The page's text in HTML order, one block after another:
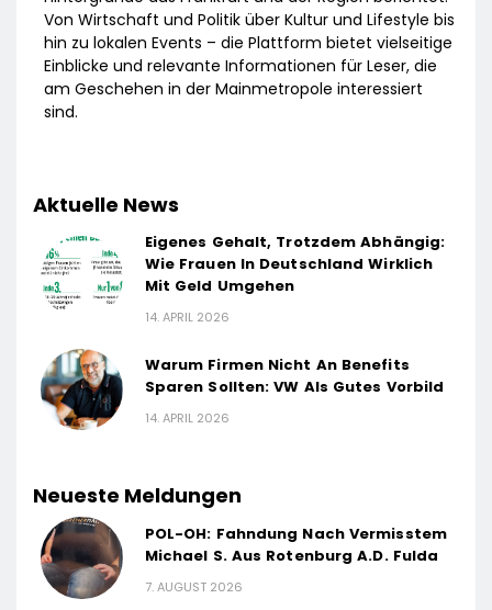
Von Wirtschaft und Politik über Kultur und Lifestyle bis
hin zu lokalen Events – die Plattform bietet vielseitige
Einblicke und relevante Informationen für Leser, die
am Geschehen in der Mainmetropole interessiert
sind.
Aktuelle News
Eigenes Gehalt, Trotzdem Abhängig:
Wie Frauen In Deutschland Wirklich
Mit Geld Umgehen
14. APRIL 2026
Warum Firmen Nicht An Benefits
Sparen Sollten: VW Als Gutes Vorbild
14. APRIL 2026
Neueste Meldungen
POL-OH: Fahndung Nach Vermisstem
Michael S. Aus Rotenburg A.d. Fulda
7. AUGUST 2026